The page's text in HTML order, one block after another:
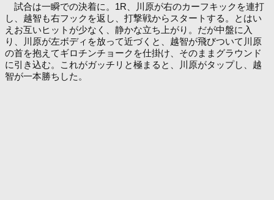
試合は一瞬での決着に。1R、川原が右のカーフキックを連打
し、越智も右フックを返し、打撃戦からスタートする。とはい
えお互いヒットが少なく、静かな立ち上がり。だが中盤に入
り、川原が左ボディを放って近づくと、越智が飛びついて川原
の首を抱えてギロチンチョークを仕掛け、そのままグラウンド
に引き込む。これがガッチリと極まると、川原がタップし、越
智が一本勝ちした。